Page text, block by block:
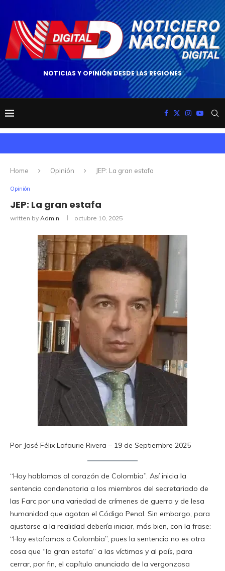
NOTICIAS Y OPINIÓN DESDE LAS REGIONES
Home Opinión JEP: La gran estafa
Opinión
JEP: La gran estafa
written by Admin octubre 10, 2025
Por José Félix Lafaurie Rivera – 19 de Septiembre 2025
“Hoy hablamos al corazón de Colombia”. Así inicia la
sentencia condenatoria a los miembros del secretariado de
las Farc por una variedad de crímenes de guerra y de lesa
humanidad que agotan el Código Penal. Sin embargo, para
ajustarse a la realidad debería iniciar, más bien, con la frase:
“Hoy estafamos a Colombia”, pues la sentencia no es otra
cosa que “la gran estafa” a las víctimas y al país, para
cerrar, por fin, el capítulo anunciado de la vergonzosa